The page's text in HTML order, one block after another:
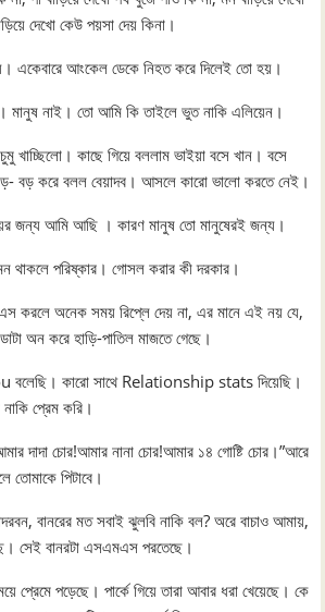
দেখো কেউ পয়সা দেয় কিনা।
একেবারে আংকেল ডেকে নিহত করে দিলেই তো হয়।
মানুষ নাই। তো আমি কি তাইলে ভুত নাকি এলিয়েন।
খাচ্ছিলো। কাছে গিয়ে বললাম ভাইয়া বসে খান। বসে
বড় করে বলল বেয়াদব। আসলে কারো ভালো করতে নেই।
জন্য আমি আছি । কারণ মানুষ তো মানুষেরই জন্য।
থাকলে পরিষ্কার। গোসল করার কী দরকার।
করলে অনেক সময় রিপ্লে দেয় না, এর মানে এই নয় যে,
অন করে হাড়ি-পাতিল মাজতে গেছে।
বলেছি। কারো সাথে Relationship stats দিয়েছি।
প্রেম করি।
দাদা চোর!আমার নানা চোর!আমার ১৪ গোষ্টি চোর।”আরে
পিটাবে।
বানরের মত সবাই ঝুলবি নাকি বল? অরে বাচাও আমায়,
সেই বানরটা এসএমএস পরতেছে।
প্রেমে পড়েছে। পার্কে গিয়ে তারা আবার ধরা খেয়েছে। কে